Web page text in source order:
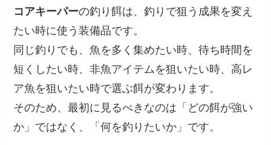
コアキーパーの釣り餌は、釣りで狙う成果を変え
たい時に使う装備品です。
同じ釣りでも、魚を多く集めたい時、待ち時間を
短くしたい時、非魚アイテムを狙いたい時、高レ
ア魚を狙いたい時で選ぶ餌が変わります。
そのため、最初に見るべきなのは「どの餌が強い
か」ではなく、「何を釣りたいか」です。